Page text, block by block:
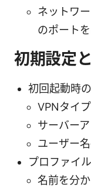
ネットワ
のポート
初期設定
初回起動時
VPNタイ
サーバー
ユーザー
プロファイ
名前を分